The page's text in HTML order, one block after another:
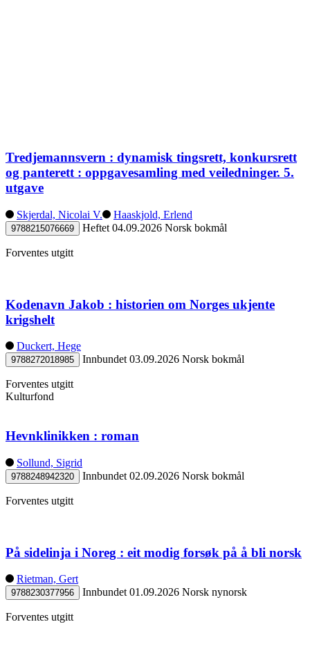
Tredjemannsvern : dynamisk tingsrett, konkursrett
og panterett : oppgavesamling med veiledninger. 5.
utgave
Skjerdal, Nicolai V. Haaskjold, Erlend
9788215076669 Heftet 04.09.2026 Norsk bokmål
Forventes utgitt
Kodenavn Jakob : historien om Norges ukjente
krigshelt
Duckert, Hege
9788272018985 Innbundet 03.09.2026 Norsk bokmål
Forventes utgitt
Kulturfond
Hevnklinikken : roman
Sollund, Sigrid
9788248942320 Innbundet 02.09.2026 Norsk bokmål
Forventes utgitt
På sidelinja i Noreg : eit modig forsøk på å bli norsk
Rietman, Gert
9788230377956 Innbundet 01.09.2026 Norsk nynorsk
Forventes utgitt